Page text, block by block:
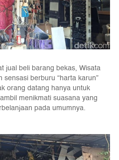
jual beli barang bekas, Wisata
berburu “harta karun”
orang datang hanya untuk
menikmati suasana yang
pada umumnya.